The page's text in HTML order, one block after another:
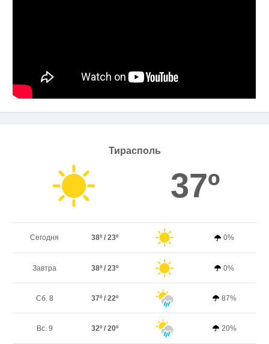
Тирасполь
37º
Сегодня 38º / 23º 0%
Завтра 38º / 23º 0%
Сб. 8 37º / 22º 87%
Вс. 9 32º / 20º 20%